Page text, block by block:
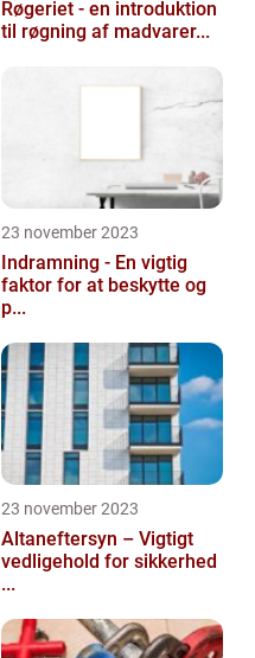
Røgeriet - en introduktion
til røgning af madvarer...
23 november 2023
Indramning - En vigtig
faktor for at beskytte og
p...
23 november 2023
Altaneftersyn – Vigtigt
vedligehold for sikkerhed
...